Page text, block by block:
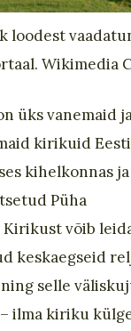
loodest
Wikimedia
üks vanemaid
kirikuid
kihelkonnas
Püha
Kirikust võib
keskaegseid
selle
– ilma kiriku